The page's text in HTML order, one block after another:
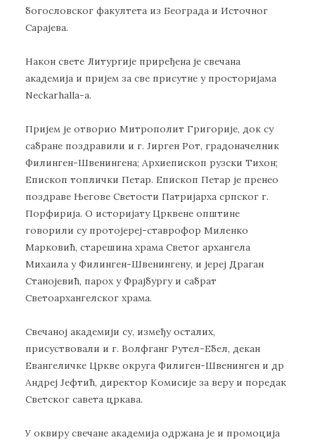
богословског факултета из Београда и Источног
Сарајева.
Након свете Литургије приређена је свечана
академија и пријем за све присутне у просторијама
Neckarhalla-a.
Пријем је отворио Митрополит Григорије, док су
сабране поздравили и г. Јирген Рот, градоначелник
Филинген-Швенингена; Архиепископ рузски Тихон;
Епископ топлички Петар. Епископ Петар је пренео
поздраве Његове Светости Патријарха српског г.
Порфирија. О историјату Црквене општине
говорили су протојереј-ставрофор Миленко
Марковић, старешина храма Светог архангела
Михаила у Филинген-Швенингену, и јереј Драган
Станојевић, парох у Фрајбургу и сабрат
Светоархангелског храма.
Свечаној академији су, између осталих,
присуствовали и г. Волфганг Рутел-Ебел, декан
Евангеличке Цркве округа Филиген-Швенинген и др
Андреј Јефтић, директор Комисије за веру и поредак
Светског савета цркава.
У оквиру свечане академија одржана је и промоција